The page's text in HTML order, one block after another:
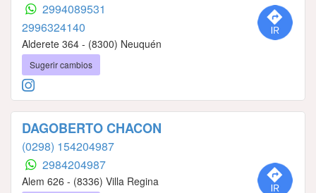
2994089531
2996324140
Alderete 364 - (8300) Neuquén
Sugerir cambios
DAGOBERTO CHACON
(0298) 154204987
2984204987
Alem 626 - (8336) Villa Regina